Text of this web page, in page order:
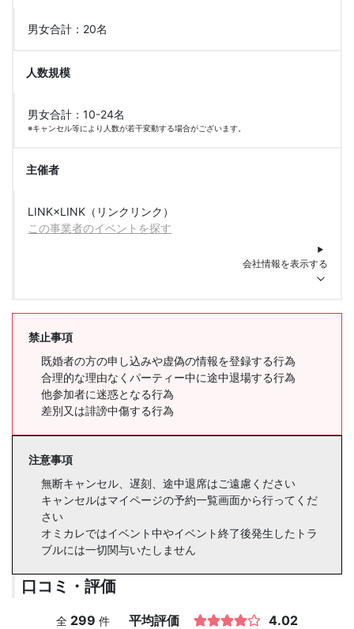
男女合計：20名
人数規模
男女合計：10-24名
※キャンセル等により人数が若干変動する場合がございます。
主催者
LINK×LINK（リンクリンク）
この事業者のイベントを探す
会社情報を表示する
禁止事項
既婚者の方の申し込みや虚偽の情報を登録する行為
合理的な理由なくパーティー中に途中退場する行為
他参加者に迷惑となる行為
差別又は誹謗中傷する行為
注意事項
無断キャンセル、遅刻、途中退席はご遠慮ください
キャンセルはマイページの予約一覧画面から行ってくだ
さい
オミカレではイベント中やイベント終了後発生したトラ
ブルには一切関与いたしません
口コミ・評価
全 299 件 平均評価 4.02